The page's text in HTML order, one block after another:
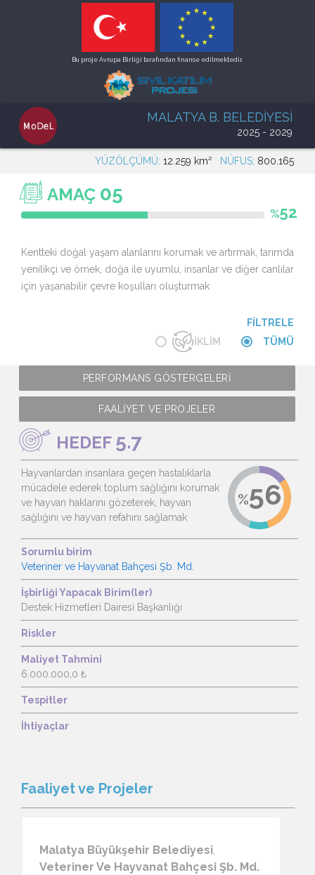
Bu proje Avrupa Birliği tarafından finanse edilmektedir.
MALATYA B. BELEDİYESİ
2025 - 2029
YÜZÖLÇÜMÜ: 12.259 km² NÜFUS: 800.165
AMAÇ 05
%52
Kentteki doğal yaşam alanlarını korumak ve artırmak, tarımda
yenilikçi ve örnek, doğa ile uyumlu, insanlar ve diğer canlılar
için yaşanabilir çevre koşulları oluşturmak
FİLTRELE
İKLİM
TÜMÜ
PERFORMANS GÖSTERGELERİ
FAALİYET VE PROJELER
HEDEF 5.7
Hayvanlardan insanlara geçen hastalıklarla
mücadele ederek toplum sağlığını korumak
ve hayvan haklarını gözeterek, hayvan
sağlığını ve hayvan refahını sağlamak
Sorumlu birim
Veteriner ve Hayvanat Bahçesi Şb. Md.
İşbirliği Yapacak Birim(ler)
Destek Hizmetleri Dairesi Başkanlığı
Riskler
Maliyet Tahmini
6.000.000,0 ₺
Tespitler
İhtiyaçlar
Faaliyet ve Projeler
Malatya Büyükşehir Belediyesi,
Veteriner Ve Hayvanat Bahçesi Şb. Md.